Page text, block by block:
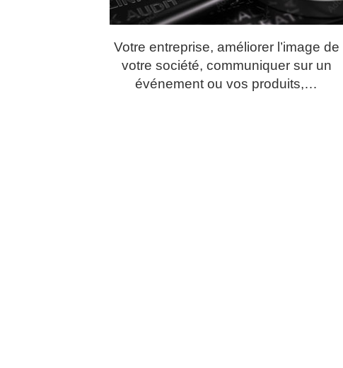
Votre entreprise, améliorer l’image de
votre société, communiquer sur un
événement ou vos produits,…